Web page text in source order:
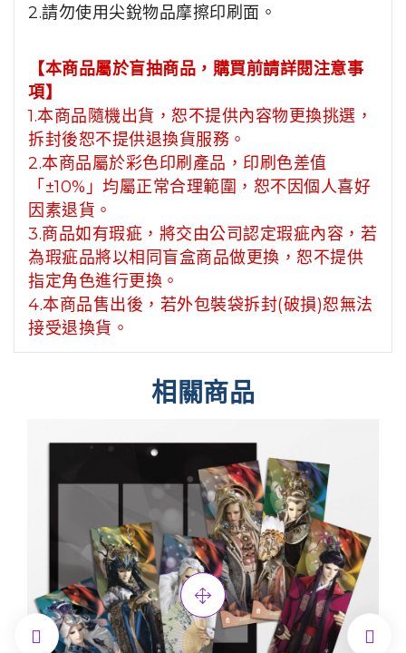
2.請勿使用尖銳物品摩擦印刷面。
【本商品屬於盲抽商品，購買前請詳閱注意事
項】
1.本商品隨機出貨，恕不提供內容物更換挑選，
拆封後恕不提供退換貨服務。
2.本商品屬於彩色印刷產品，印刷色差值
「±10%」均屬正常合理範圍，恕不因個人喜好
因素退貨。
3.商品如有瑕疵，將交由公司認定瑕疵內容，若
為瑕疵品將以相同盲盒商品做更換，恕不提供
指定角色進行更換。
4.本商品售出後，若外包裝袋拆封(破損)恕無法
接受退換貨。
相關商品
 